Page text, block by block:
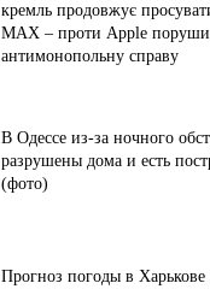
кремль продовжує
MAX – проти Apple
антимонопольну справу
В Одессе из-за ночного
разрушены дома и есть
(фото)
Прогноз погоды в Харькове